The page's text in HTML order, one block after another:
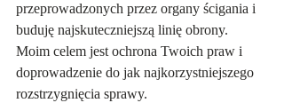
przeprowadzonych przez organy ścigania i
buduję najskuteczniejszą linię obrony.
Moim celem jest ochrona Twoich praw i
doprowadzenie do jak najkorzystniejszego
rozstrzygnięcia sprawy.